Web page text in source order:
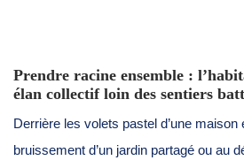
Prendre racine ensemble :
élan collectif loin des sentiers
Derrière les volets pastel d’une maison
bruissement d’un jardin partagé ou au